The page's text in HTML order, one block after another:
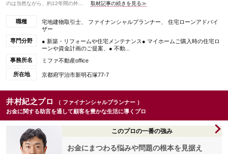
のは当然ながら、約12年間の外...
取材記事の続きを見る≫
職種
宅地建物取引士、 ファイナンシャルプランナー、 住宅ローンアドバイ
ザー
専門分野
● 新築・リフォームや住宅メンテナンス● マイホームご購入時の住宅ロ
ーンや資金計画のご提案、● 不動...
事務所名
ミファ不動産office
所在地 京都府宇治市新明石塚77-7
井村紀之プロ
（ ファイナンシャルプランナー ）
お金に関する助言を通して顧客を豊かな生活に導くプロ
このプロの一番の強み
お金にまつわる悩みや問題の根本を見据え